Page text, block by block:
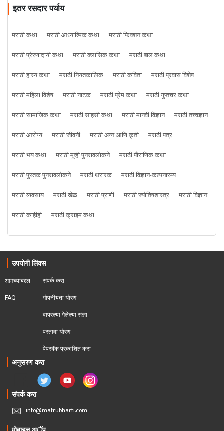
इतर रसदार पर्याय
मराठी कथा मराठी आध्यात्मिक कथा
मराठी फिक्शन कथा
मराठी प्रेरणादायी कथा
मराठी क्लासिक कथा
मराठी बाल कथा
मराठी हास्य कथा
मराठी नियतकालिक मराठी कविता
मराठी प्रवास विशेष
मराठी महिला विशेष
मराठी नाटक मराठी प्रेम कथा
मराठी गुप्तचर कथा
मराठी सामाजिक कथा
मराठी साहसी कथा मराठी मानवी विज्ञान
मराठी तत्त्वज्ञान
मराठी आरोग्य
मराठी जीवनी मराठी अन्न आणि कृती
मराठी पत्र
मराठी भय कथा
मराठी मूव्ही पुनरावलोकने
मराठी पौराणिक कथा
मराठी पुस्तक पुनरावलोकने
मराठी थरारक
मराठी विज्ञान-कल्पनारम्य
मराठी व्यवसाय
मराठी खेळ मराठी प्राणी मराठी ज्योतिषशास्त्र
मराठी विज्ञान
मराठी काहीही
मराठी क्राइम कथा
उपयोगी लिंक्स
आमच्याबद्दल
FAQ
संपर्क करा
गोपनीयता धोरण
वापरल्या गेलेल्या संज्ञा
परतावा धोरण
पेपरबॅक प्रकाशित करा
अनुसरण करा
संपर्क करा
info@matrubharti.com